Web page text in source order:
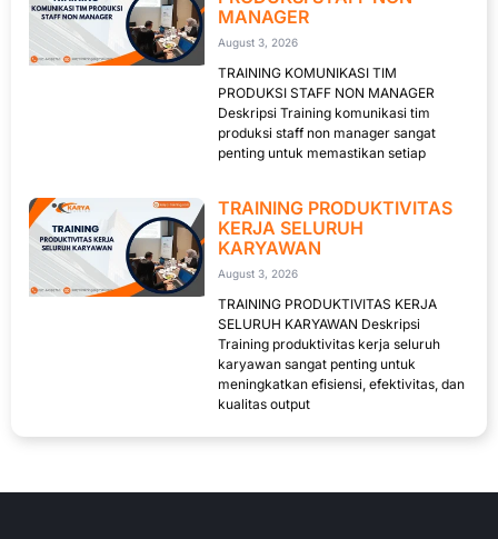
MANAGER
August 3, 2026
TRAINING KOMUNIKASI TIM
PRODUKSI STAFF NON MANAGER
Deskripsi Training komunikasi tim
produksi staff non manager sangat
penting untuk memastikan setiap
TRAINING PRODUKTIVITAS
KERJA SELURUH
KARYAWAN
August 3, 2026
TRAINING PRODUKTIVITAS KERJA
SELURUH KARYAWAN Deskripsi
Training produktivitas kerja seluruh
karyawan sangat penting untuk
meningkatkan efisiensi, efektivitas, dan
kualitas output